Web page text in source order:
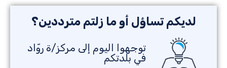
لديكم تساؤل أو ما زلتم مترددين؟
توجهوا اليوم إلى مركز/ة روّاد
في بلدتكم